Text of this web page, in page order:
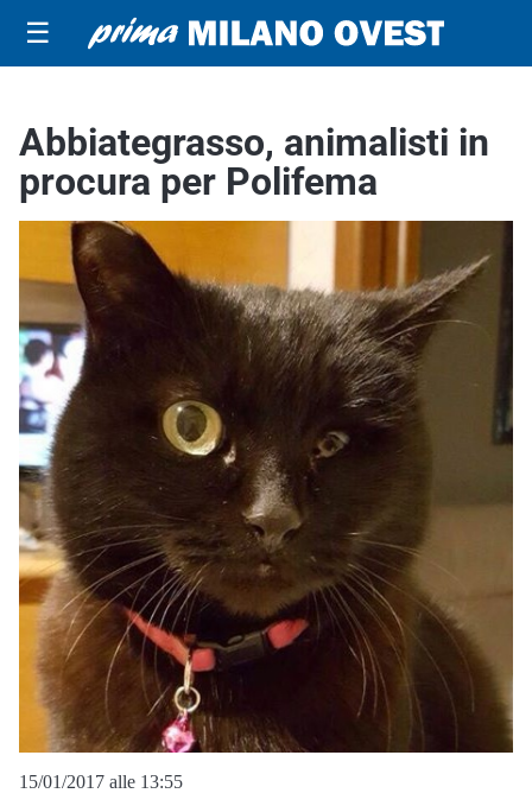
☰
Abbiategrasso, animalisti in
procura per Polifema
15/01/2017 alle 13:55